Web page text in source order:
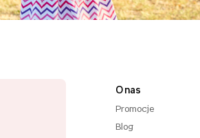
O nas
Promocje
Blog